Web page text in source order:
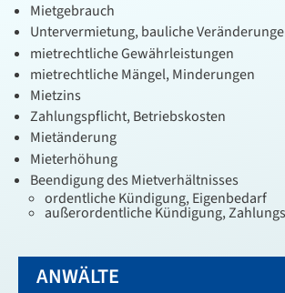
Mietgebrauch
Untervermietung, bauliche
mietrechtliche Gewährleistungen
mietrechtliche Mängel, Minderungen
Mietzins
Zahlungspflicht, Betriebskosten
Mietänderung
Mieterhöhung
Beendigung des Mietverhältnisses
ordentliche Kündigung, Eigenbedarf
außerordentliche Kündigung,
ANWÄLTE